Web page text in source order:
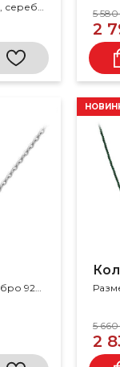
5
2
Размер 45, серебро 925, малахит
5
2